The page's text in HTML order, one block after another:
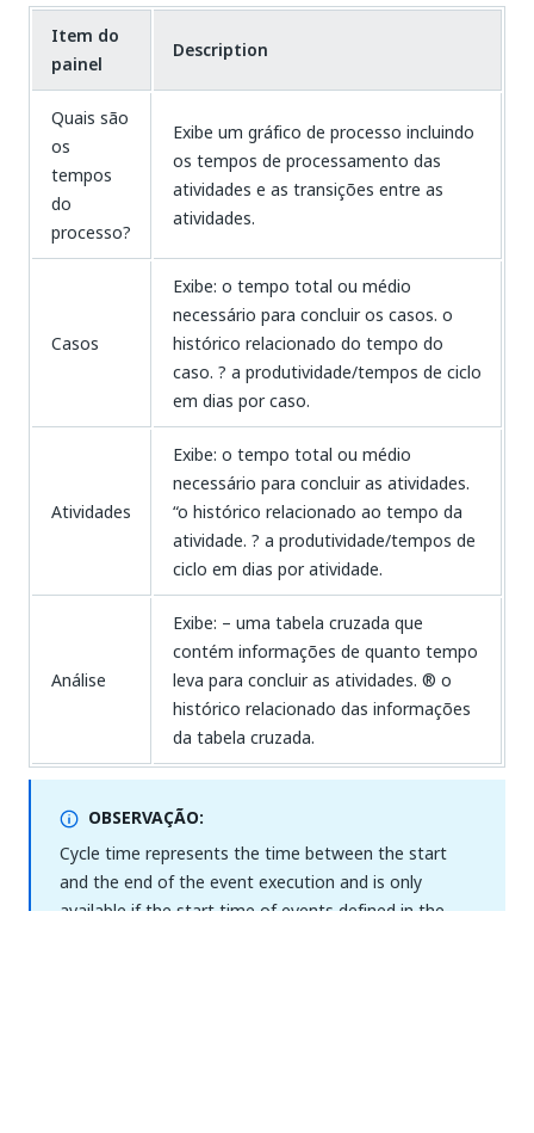
Item do
painel
Description
Quais são
os
tempos
do
processo?
Exibe um gráfico de processo incluindo
os tempos de processamento das
atividades e as transições entre as
atividades.
Casos
Exibe: o tempo total ou médio
necessário para concluir os casos. o
histórico relacionado do tempo do
caso. ? a produtividade/tempos de ciclo
em dias por caso.
Atividades
Exibe: o tempo total ou médio
necessário para concluir as atividades.
“o histórico relacionado ao tempo da
atividade. ? a produtividade/tempos de
ciclo em dias por atividade.
Análise
Exibe: – uma tabela cruzada que
contém informações de quanto tempo
leva para concluir as atividades. ® o
histórico relacionado das informações
da tabela cruzada.
OBSERVAÇÃO:
Cycle time represents the time between the start
and the end of the event execution and is only
available if the start time of events defined in the